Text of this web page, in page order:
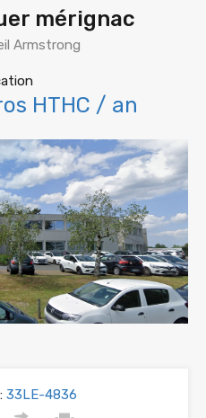
mérignac
Armstrong
HTHC / an
33LE-4836